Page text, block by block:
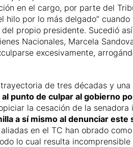
en el cargo, por parte del
por lo más delgado”
propio presidente. Sucedió
Nacionales, Marcela
excesivamente,
de tres décadas y
punto de culpar al gobierno
la cesación de la
a sí mismo al denunciar este
en el TC han obrado
lo cual resulta